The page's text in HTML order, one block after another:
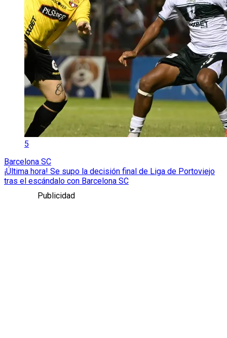
5
Barcelona SC
¡Última hora! Se supo la decisión final de Liga de Portoviejo
tras el escándalo con Barcelona SC
Publicidad